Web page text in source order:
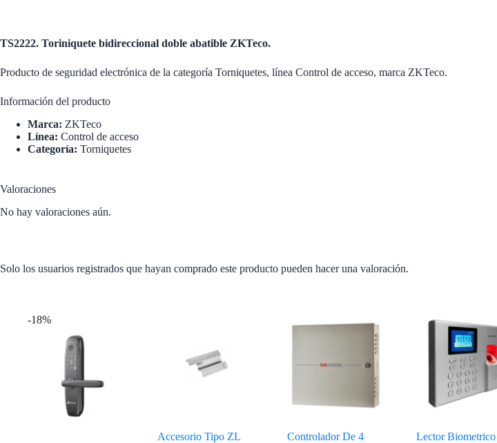
TS2222. Toriniquete bidireccional doble abatible ZKTeco.
Producto de seguridad electrónica de la categoría Torniquetes, línea Control de acceso, marca ZKTeco.
Información del producto
Marca: ZKTeco
Línea: Control de acceso
Categoría: Torniquetes
Valoraciones
No hay valoraciones aún.
Solo los usuarios registrados que hayan comprado este producto pueden hacer una valoración.
-18%
Accesorio Tipo ZL
Controlador De 4
Lector Biometrico